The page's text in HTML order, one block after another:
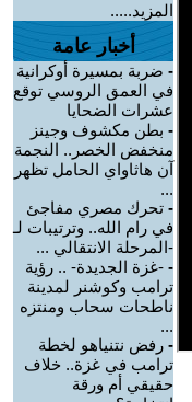
المزيد.....
أخبار عامة
- ضربة بمسيرة أوكرانية
في العمق الروسي توقع
عشرات الضحايا
- بطن مكشوف وجينز
منخفض الخصر.. النجمة
آن هاثاواي الحامل تظهر
...
- تحرك مصري مفاجئ
في رام الله.. وترتيبات لـ
-المرحلة الانتقالي ...
- -غزة الجديدة- .. رؤية
ترامب وكوشنر لمدينة
ناطحات سحاب ومنتزه
...
- رفض نتنياهو لخطة
ترامب في غزة.. خلاف
حقيقي أم ورقة